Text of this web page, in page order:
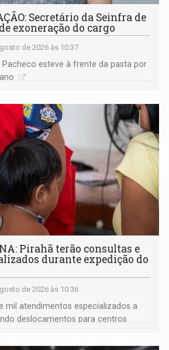
Secretário da Seinfra de
exoneração do cargo
de 2026 às 10:37
Pacheco esteve à frente da pasta por
Pirahã terão consultas e
durante expedição do
de 2026 às 10:36
mil atendimentos especializados a
deslocamentos para centros